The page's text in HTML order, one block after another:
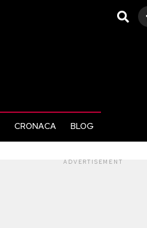
CRONACA BLOG
ADVERTISEMENT